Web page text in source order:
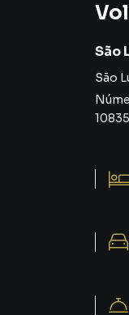
São
São
10835